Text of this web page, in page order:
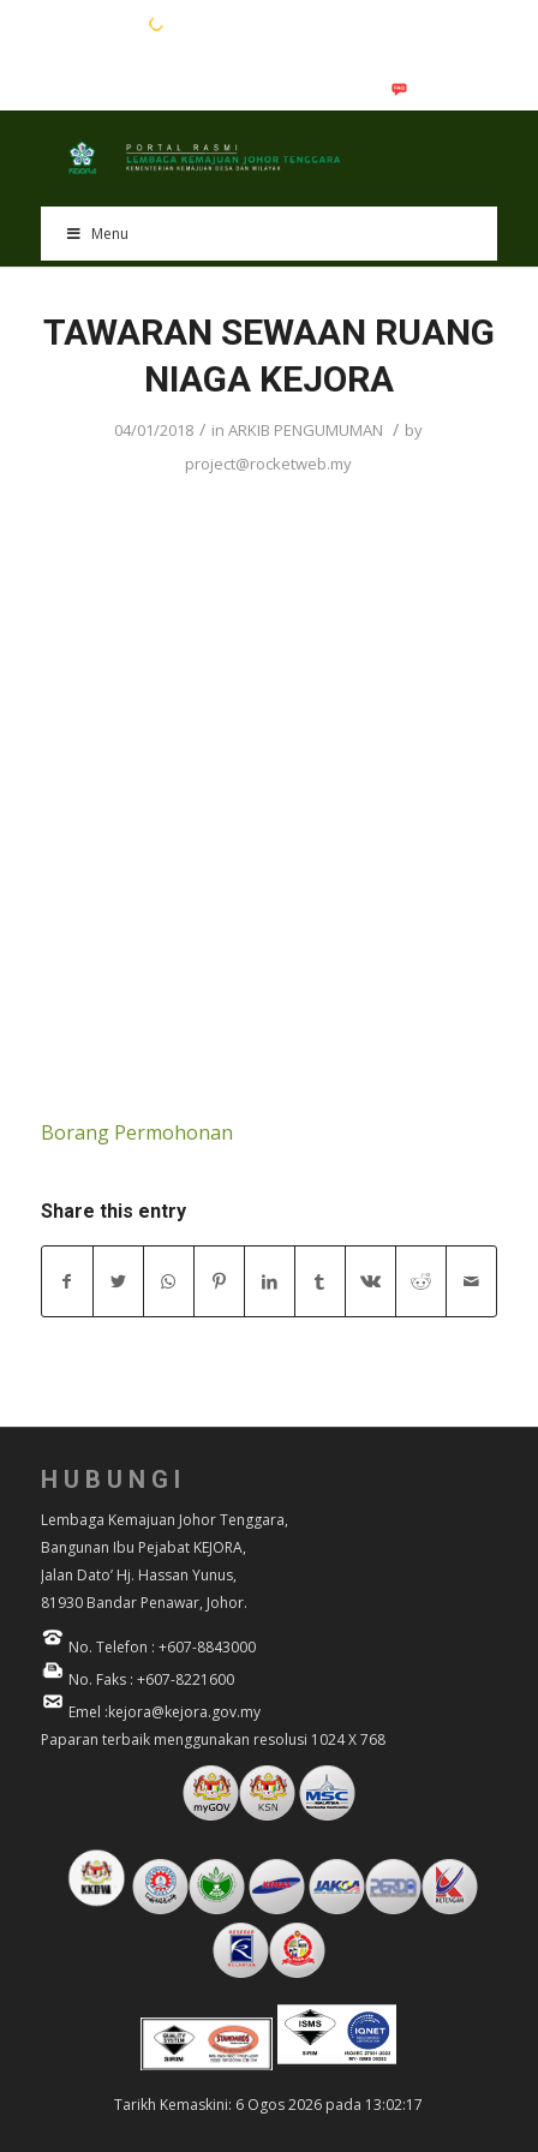
Menu
TAWARAN SEWAAN RUANG
NIAGA KEJORA
04/01/2018 / inARKIB PENGUMUMAN / by
project@rocketweb.my
Borang Permohonan
Share this entry
HUBUNGI
Lembaga Kemajuan Johor Tenggara,
Bangunan Ibu Pejabat KEJORA,
Jalan Dato’ Hj. Hassan Yunus,
81930 Bandar Penawar, Johor.
No. Telefon : +607-8843000
No. Faks : +607-8221600
Emel :kejora@kejora.gov.my
Paparan terbaik menggunakan resolusi 1024 X 768
Tarikh Kemaskini: 6 Ogos 2026 pada 13:02:17